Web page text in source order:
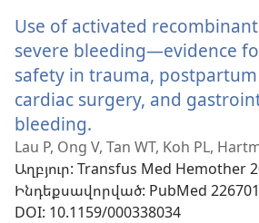
Use of activated
severe bleeding—evidence
safety in trauma,
cardiac surgery, and
bleeding.
է
նոր
պատուհան)
Lau P, Ong V, Tan WT, Koh PL,
Աղբյուր‎: Transfus Med Hemother
Ինդեքսավորված‎: PubMed
DOI‎: 10.1159/000338034